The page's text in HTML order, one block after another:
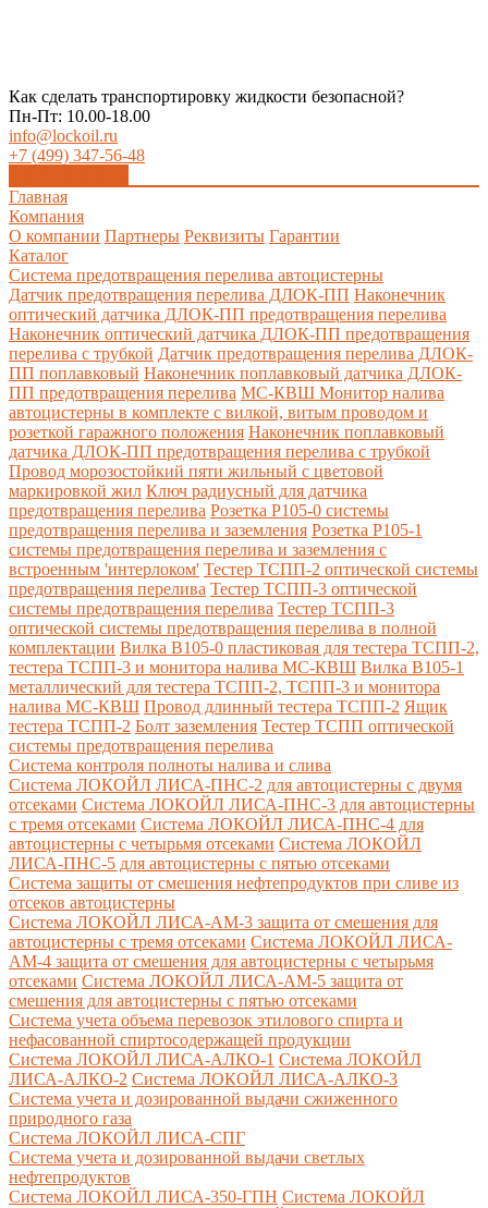
Как сделать транспортировку жидкости безопасной?
Пн-Пт: 10.00-18.00
info@lockoil.ru
+7 (499) 347-56-48
Главная
Компания
О компании Партнеры Реквизиты Гарантии
Каталог
Система предотвращения перелива автоцистерны
Датчик предотвращения перелива ДЛОК-ПП Наконечник
оптический датчика ДЛОК-ПП предотвращения перелива
Наконечник оптический датчика ДЛОК-ПП предотвращения
перелива с трубкой Датчик предотвращения перелива ДЛОК-
ПП поплавковый Наконечник поплавковый датчика ДЛОК-
ПП предотвращения перелива МС-КВШ Монитор налива
автоцистерны в комплекте с вилкой, витым проводом и
розеткой гаражного положения Наконечник поплавковый
датчика ДЛОК-ПП предотвращения перелива с трубкой
Провод морозостойкий пяти жильный с цветовой
маркировкой жил Ключ радиусный для датчика
предотвращения перелива Розетка Р105-0 системы
предотвращения перелива и заземления Розетка Р105-1
системы предотвращения перелива и заземления с
встроенным 'интерлоком' Тестер ТСПП-2 оптической системы
предотвращения перелива Тестер ТСПП-3 оптической
системы предотвращения перелива Тестер ТСПП-3
оптической системы предотвращения перелива в полной
комплектации Вилка В105-0 пластиковая для тестера ТСПП-2,
тестера ТСПП-3 и монитора налива МС-КВШ Вилка В105-1
металлический для тестера ТСПП-2, ТСПП-3 и монитора
налива МС-КВШ Провод длинный тестера ТСПП-2 Ящик
тестера ТСПП-2 Болт заземления Тестер ТСПП оптической
системы предотвращения перелива
Cистема контроля полноты налива и слива
Система ЛОКОЙЛ ЛИСА-ПНС-2 для автоцистерны с двумя
отсеками Система ЛОКОЙЛ ЛИСА-ПНС-3 для автоцистерны
с тремя отсеками Система ЛОКОЙЛ ЛИСА-ПНС-4 для
автоцистерны с четырьмя отсеками Система ЛОКОЙЛ
ЛИСА-ПНС-5 для автоцистерны с пятью отсеками
Система защиты от смешения нефтепродуктов при сливе из
отсеков автоцистерны
Система ЛОКОЙЛ ЛИСА-AM-3 защита от смешения для
автоцистерны с тремя отсеками Система ЛОКОЙЛ ЛИСА-
AM-4 защита от смешения для автоцистерны с четырьмя
отсеками Система ЛОКОЙЛ ЛИСА-AM-5 защита от
смешения для автоцистерны с пятью отсеками
Система учета объема перевозок этилового спирта и
нефасованной спиртосодержащей продукции
Система ЛОКОЙЛ ЛИСА-AЛКО-1 Система ЛОКОЙЛ
ЛИСА-АЛКО-2 Система ЛОКОЙЛ ЛИСА-АЛКО-3
Система учета и дозированной выдачи сжиженного
природного газа
Система ЛОКОЙЛ ЛИСА-СПГ
Система учета и дозированной выдачи светлых
нефтепродуктов
Система ЛОКОЙЛ ЛИСА-350-ГПН Система ЛОКОЙЛ